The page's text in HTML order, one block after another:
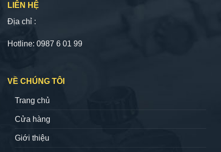
LIÊN HỆ
Địa chỉ :
Hotline: 0987 6 01 99
VỀ CHÚNG TÔI
Trang chủ
Cửa hàng
Giới thiệu